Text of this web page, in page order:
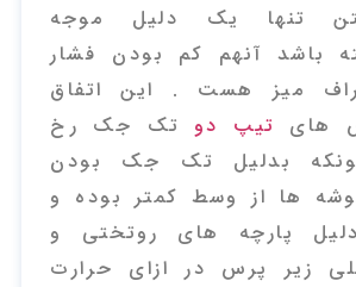
تنها یک دلیل موجه
باشد آنهم کم بودن فشار
میز هست . این اتفاق
های تیپ دو تک جک رخ
بدلیل تک جک بودن
ها از وسط کمتر بوده و
پارچه های روتختی و
زیر پرس در ازای حرارت